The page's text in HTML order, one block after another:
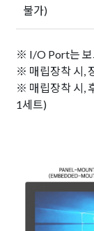
불가)
※ I/O Port는 보
※ 매립장착 시,
※ 매립장착 시,
1세트)